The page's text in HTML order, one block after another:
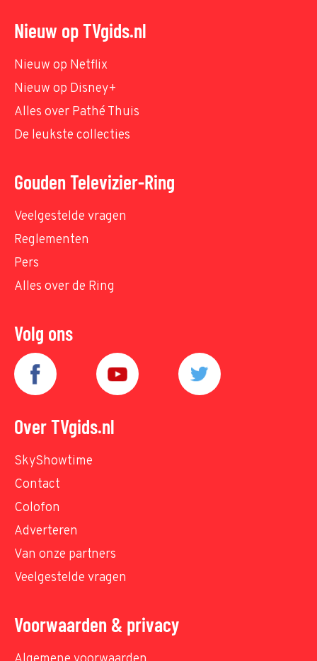
Nieuw op TVgids.nl
Nieuw op Netflix
Nieuw op Disney+
Alles over Pathé Thuis
De leukste collecties
Gouden Televizier-Ring
Veelgestelde vragen
Reglementen
Pers
Alles over de Ring
Volg ons
Over TVgids.nl
SkyShowtime
Contact
Colofon
Adverteren
Van onze partners
Veelgestelde vragen
Voorwaarden & privacy